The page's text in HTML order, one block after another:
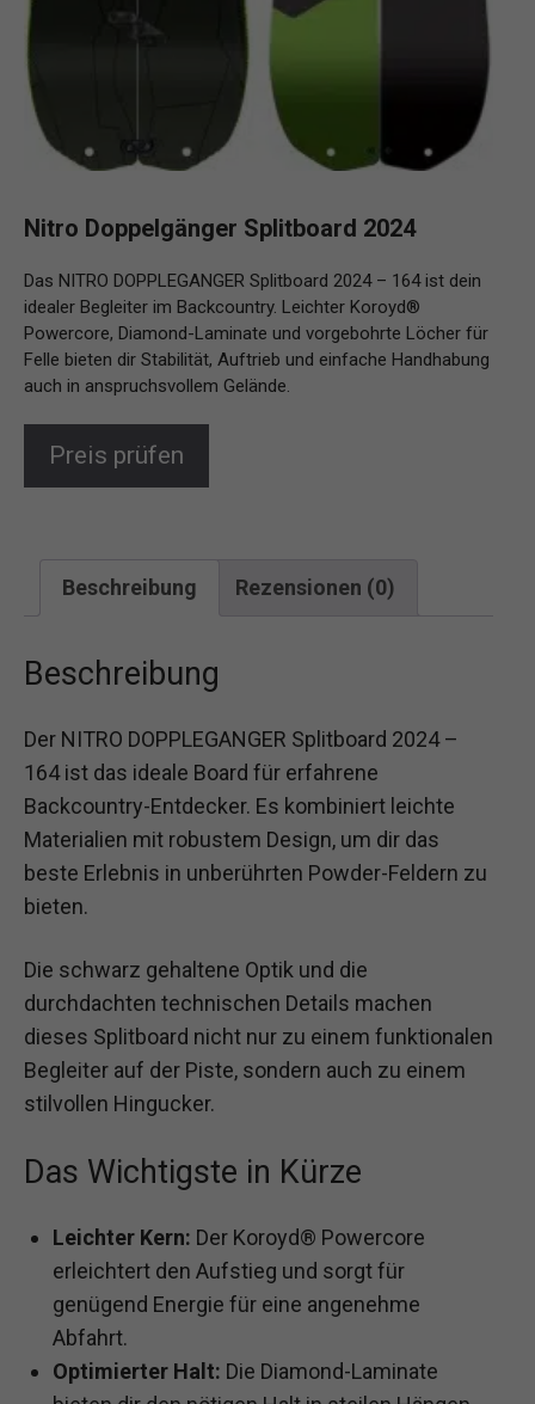
Nitro Doppelgänger Splitboard 2024
Das NITRO DOPPLEGANGER Splitboard 2024 – 164 ist dein
idealer Begleiter im Backcountry. Leichter Koroyd®
Powercore, Diamond-Laminate und vorgebohrte Löcher für
Felle bieten dir Stabilität, Auftrieb und einfache Handhabung
auch in anspruchsvollem Gelände.
Preis prüfen
Beschreibung Rezensionen (0)
Beschreibung
Der NITRO DOPPLEGANGER Splitboard 2024 –
164 ist das ideale Board für erfahrene
Backcountry-Entdecker. Es kombiniert leichte
Materialien mit robustem Design, um dir das
beste Erlebnis in unberührten Powder-Feldern zu
bieten.
Die schwarz gehaltene Optik und die
durchdachten technischen Details machen
dieses Splitboard nicht nur zu einem funktionalen
Begleiter auf der Piste, sondern auch zu einem
stilvollen Hingucker.
Das Wichtigste in Kürze
Leichter Kern: Der Koroyd® Powercore
erleichtert den Aufstieg und sorgt für
genügend Energie für eine angenehme
Abfahrt.
Optimierter Halt: Die Diamond-Laminate